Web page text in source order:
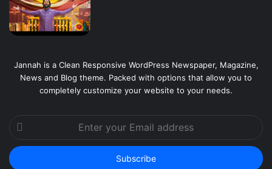
Jannah is a Clean Responsive WordPress Newspaper, Magazine,
News and Blog theme. Packed with options that allow you to
completely customize your website to your needs.
your
Email
address